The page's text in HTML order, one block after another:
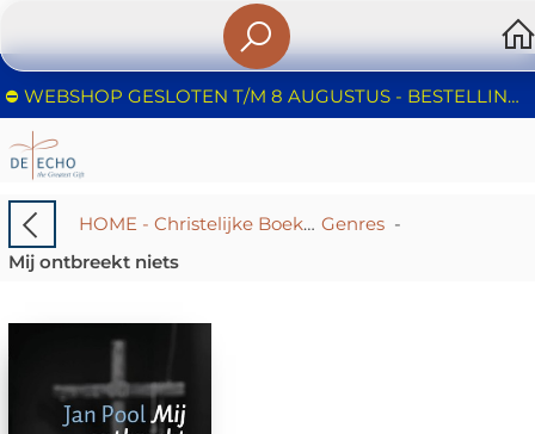
⛔️ WEBSHOP GESLOTEN T/M 8 AUGUSTUS - BESTELLINGEN WORDEN NIET IN BEHANDELING GENOMEN - FIJNE ZOMER!
HOME - Christelijke Boekhandel De Echo – Huizen | Boeken & Cadeaus Genres-
Mij ontbreekt niets